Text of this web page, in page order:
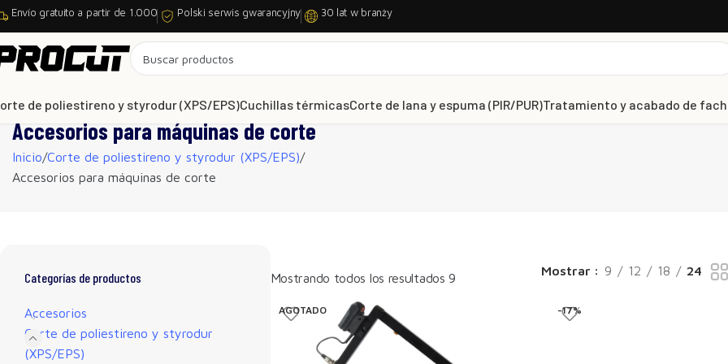
Envío gratuito a partir de 1.000 Polski serwis gwarancyjny 30 lat w branży
de poliestireno y styrodur (XPS/EPS)Cuchillas térmicasCorte de lana y espuma (PIR/PUR)Tratamiento y acabado de
Accesorios para máquinas de corte
Inicio Corte de poliestireno y styrodur (XPS/EPS)
Accesorios para máquinas de corte
Categorías de productos
Accesorios
Corte de poliestireno y styrodur
(XPS/EPS)
Mostrando todos los resultados 9 Mostrar 9 12 18 24
AGOTADO -17%